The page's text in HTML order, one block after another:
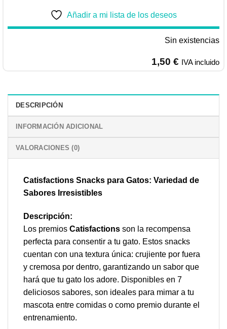
Añadir a mi lista de los deseos
Sin existencias
1,50 € IVA incluido
DESCRIPCIÓN
INFORMACIÓN ADICIONAL
VALORACIONES (0)
Catisfactions Snacks para Gatos: Variedad de
Sabores Irresistibles
Descripción:
Los premios Catisfactions son la recompensa
perfecta para consentir a tu gato. Estos snacks
cuentan con una textura única: crujiente por fuera
y cremosa por dentro, garantizando un sabor que
hará que tu gato los adore. Disponibles en 7
deliciosos sabores, son ideales para mimar a tu
mascota entre comidas o como premio durante el
entrenamiento.